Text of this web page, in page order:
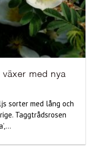
med nya
sorter med lång och
Taggtrådsrosen